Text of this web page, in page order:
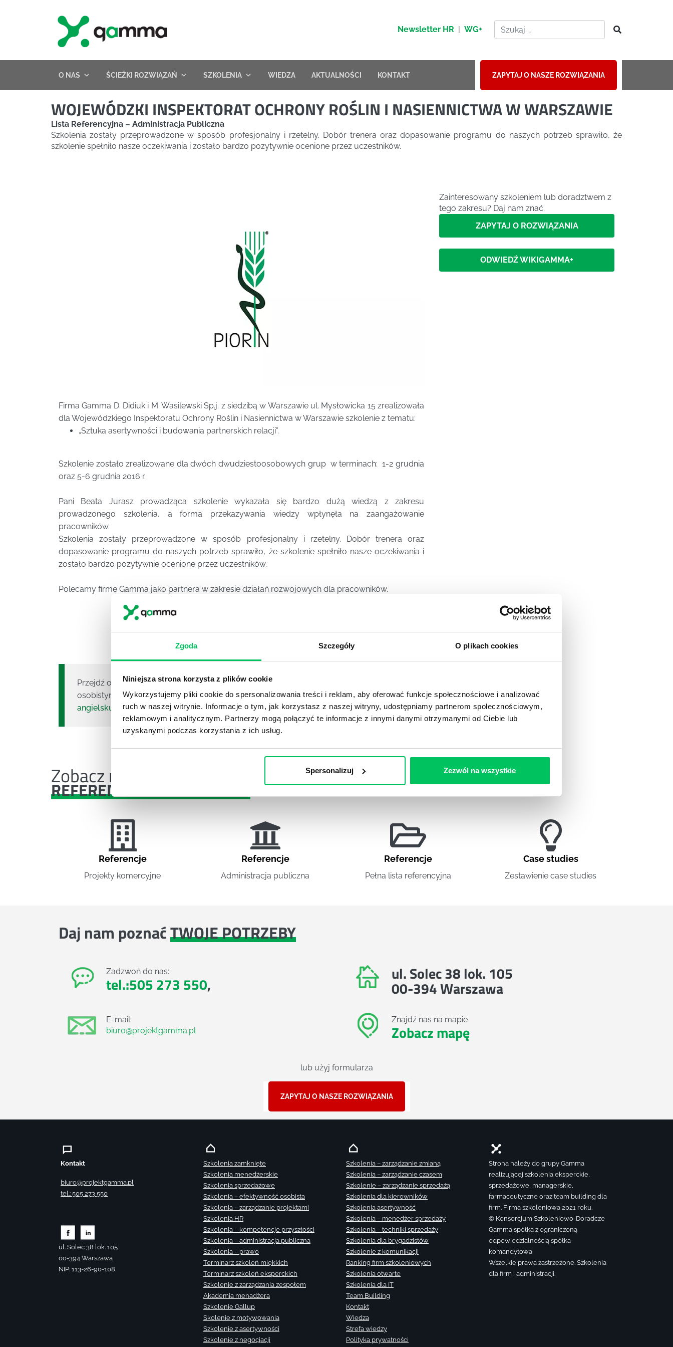
Zgoda Szczegóły O plikach cookies
Niniejsza strona korzysta z plików cookie
Wykorzystujemy pliki cookie do spersonalizowania treści i reklam, aby oferować funkcje społecznościowe i analizować
ruch w naszej witrynie. Informacje o tym, jak korzystasz z naszej witryny, udostępniamy partnerom społecznościowym,
reklamowym i analitycznym. Partnerzy mogą połączyć te informacje z innymi danymi otrzymanymi od Ciebie lub
uzyskanymi podczas korzystania z ich usług.
Spersonalizuj Zezwól na wszystkie
Newsletter HR | WG+
O NAS ŚCIEŻKI ROZWIĄZAŃ SZKOLENIA WIEDZA AKTUALNOŚCI KONTAKT ZAPYTAJ O NASZE ROZWIĄZANIA
WOJEWÓDZKI INSPEKTORAT OCHRONY ROŚLIN I NASIENNICTWA W WARSZAWIE
Lista Referencyjna – Administracja Publiczna
Szkolenia zostały przeprowadzone w sposób profesjonalny i rzetelny. Dobór trenera oraz dopasowanie programu do naszych potrzeb sprawiło, że
szkolenie spełniło nasze oczekiwania i zostało bardzo pozytywnie ocenione przez uczestników.
Firma Gamma D. Didiuk i M. Wasilewski Sp.j. z siedzibą w Warszawie ul. Mysłowicka 15 zrealizowała
dla Wojewódzkiego Inspektoratu Ochrony Roślin i Nasiennictwa w Warszawie szkolenie z tematu:
„Sztuka asertywności i budowania partnerskich relacji”.
Szkolenie zostało zrealizowane dla dwóch dwudziestoosobowych grup w terminach: 1-2 grudnia
oraz 5-6 grudnia 2016 r.
Pani Beata Jurasz prowadząca szkolenie wykazała się bardzo dużą wiedzą z zakresu
prowadzonego szkolenia, a forma przekazywania wiedzy wpłynęła na zaangażowanie
pracowników.
Szkolenia zostały przeprowadzone w sposób profesjonalny i rzetelny. Dobór trenera oraz
dopasowanie programu do naszych potrzeb sprawiło, że szkolenie spełniło nasze oczekiwania i
zostało bardzo pozytywnie ocenione przez uczestników.
Polecamy firmę Gamma jako partnera w zakresie działań rozwojowych dla pracowników.
Przejdź od teorii do praktyki. Zacznij stosować postawę asertywną w życiu zawodowym i
osobistym. Zobacz:szkolenie asertywność,szkolenie z komunikacji,szkolenia po
angielsku
Zainteresowany szkoleniem lub doradztwem z
tego zakresu? Daj nam znać.
ZAPYTAJ O ROZWIĄZANIA
ODWIEDŹ WIKIGAMMA+
Zobacz nasze
REFERENCJE I CASE STUDIES
Referencje
Projekty komercyjne
Referencje
Administracja publiczna
Referencje
Pełna lista referencyjna
Case studies
Zestawienie case studies
Daj nam poznaćTWOJE POTRZEBY
Zadzwoń do nas:
tel.:505 273 550,
E-mail:
biuro@projektgamma.pl
ul. Solec 38 lok. 105
00-394 Warszawa
Znajdź nas na mapie
Zobacz mapę
lub użyj formularza
ZAPYTAJ O NASZE ROZWIĄZANIA
Kontakt
biuro@projektgamma.pl
tel.: 505 273 550
ul. Solec 38 lok. 105
00-394 Warszawa
NIP: 113-26-90-108
Szkolenia zamknięte
Szkolenia menedżerskie
Szkolenia sprzedażowe
Szkolenia – efektywność osobista
Szkolenia – zarządzanie projektami
Szkolenia HR
Szkolenia – kompetencje przyszłości
Szkolenia – administracja publiczna
Szkolenia – prawo
Terminarz szkoleń miękkich
Terminarz szkoleń eksperckich
Szkolenie z zarządzania zespołem
Akademia menadżera
Szkolenie Gallup
Skolenie z motywowania
Szkolenie z asertywności
Szkolenie z negocjacji
Szkolenia – zarządzanie zmianą
Szkolenia – zarządzanie czasem
Szkolenie – zarządzanie sprzedażą
Szkolenia dla kierowników
Szkolenia asertywność
Szkolenia – menedżer sprzedaży
Szkolenia – techniki sprzedaży
Szkolenia dla brygadzistów
Szkolenie z komunikacji
Ranking firm szkoleniowych
Szkolenia otwarte
Szkolenia dla IT
Team Building
Kontakt
Wiedza
Strefa wiedzy
Polityka prywatności
Strona należy do grupy Gamma
realizującej szkolenia eksperckie,
sprzedażowe, managerskie,
farmaceutyczne oraz team building dla
firm. Firma szkoleniowa 2021 roku.
© Konsorcjum Szkoleniowo-Doradcze
Gamma spółka z ograniczoną
odpowiedzialnością spółka
komandytowa
Wszelkie prawa zastrzeżone. Szkolenia
dla firm i administracji.